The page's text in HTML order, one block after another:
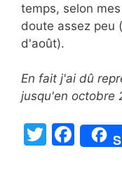
temps, selon
doute assez peu
d'août).
En fait j'ai dû
jusqu'en octobre
T
F
a